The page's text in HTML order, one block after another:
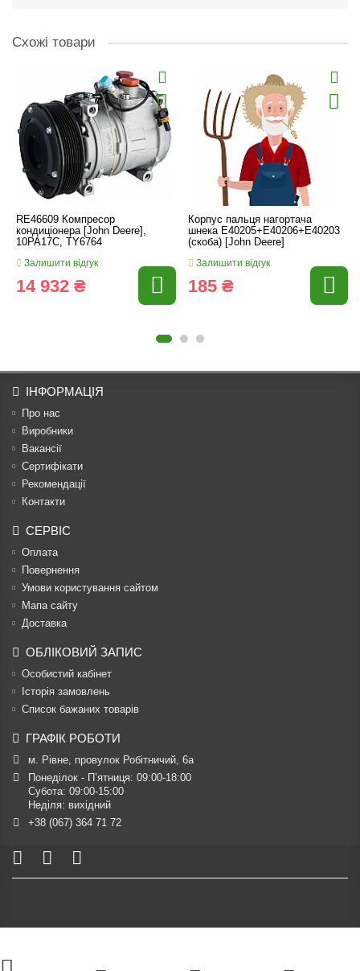
Схожі товари
RE46609 Компресор
кондиціонера [John Deere],
10PA17C, TY6764
Залишити відгук
14 932 ₴
Корпус пальця нагортача
шнека E40205+E40206+E40203
(скоба) [John Deere]
Залишити відгук
185 ₴
ІНФОРМАЦІЯ
Про нас
Виробники
Вакансії
Сертифікати
Рекомендації
Контакти
СЕРВІС
Оплата
Повернення
Умови користування сайтом
Мапа сайту
Доставка
ОБЛІКОВИЙ ЗАПИС
Особистий кабінет
Історія замовлень
Список бажаних товарів
ГРАФІК РОБОТИ
м. Рівне, провулок Робітничий, 6а
Понеділок - П’ятниця: 09:00-18:00
Субота: 09:00-15:00
Неділя: вихідний
+38 (067) 364 71 72